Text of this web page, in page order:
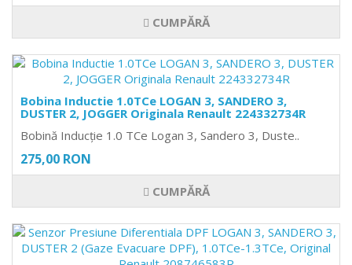
CUMPĂRĂ
Bobina Inductie 1.0TCe LOGAN 3, SANDERO 3,
DUSTER 2, JOGGER Originala Renault 224332734R
Bobină Inducție 1.0 TCe Logan 3, Sandero 3, Duste..
275,00 RON
CUMPĂRĂ